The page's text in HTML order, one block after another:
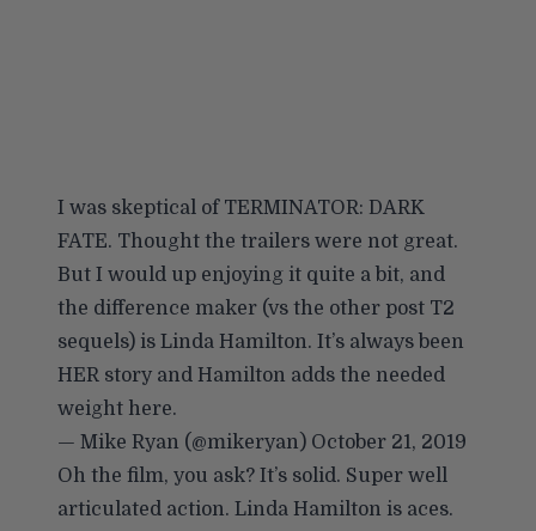
I was skeptical of TERMINATOR: DARK
FATE. Thought the trailers were not great.
But I would up enjoying it quite a bit, and
the difference maker (vs the other post T2
sequels) is Linda Hamilton. It’s always been
HER story and Hamilton adds the needed
weight here.
— Mike Ryan (@mikeryan) October 21, 2019
Oh the film, you ask? It’s solid. Super well
articulated action. Linda Hamilton is aces.